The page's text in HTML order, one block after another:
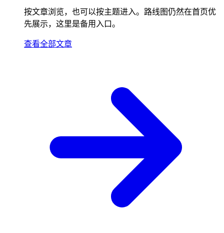
按文章浏览，也可以按主题进入。路线图仍然在首页优
先展示，这里是备用入口。
查看全部文章